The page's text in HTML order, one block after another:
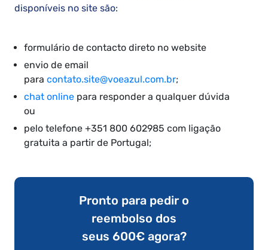
disponíveis no site são:
formulário de contacto direto no website
envio de email
para contato.site@voeazul.com.br;
chat online para responder a qualquer dúvida
ou
pelo telefone +351 800 602985 com ligação
gratuita a partir de Portugal;
Pronto para pedir o
reembolso dos
seus 600€ agora?